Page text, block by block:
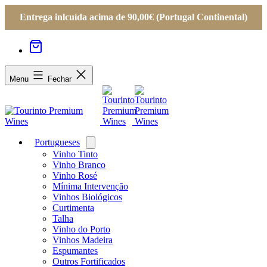
Entrega inlcuída acima de 90,00€ (Portugal Continental)
Menu Fechar
Portugueses
menu
Vinho Tinto
Vinho Branco
Vinho Rosé
Mínima Intervenção
Vinhos Biológicos
Curtimenta
Talha
Vinho do Porto
Vinhos Madeira
Espumantes
Outros Fortificados